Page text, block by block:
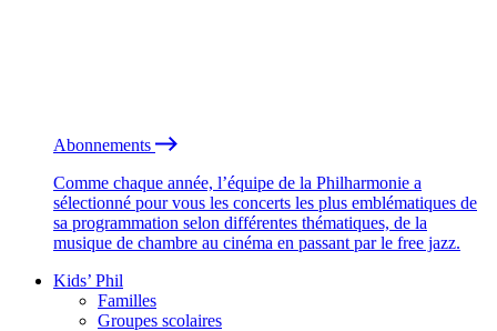
Abonnements
Comme chaque année, l’équipe de la Philharmonie a
sélectionné pour vous les concerts les plus emblématiques de
sa programmation selon différentes thématiques, de la
musique de chambre au cinéma en passant par le free jazz.
Kids’ Phil
Familles
Groupes scolaires